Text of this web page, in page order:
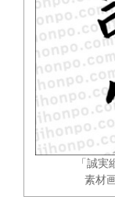
「誠
素材